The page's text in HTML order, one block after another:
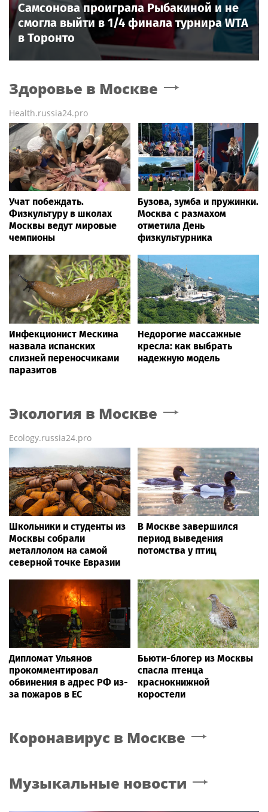
Самсонова проиграла Рыбакиной и не
смогла выйти в 1/4 финала турнира WTA
в Торонто
Здоровье в Москве
Health.russia24.pro
Учат побеждать.
Физкультуру в школах
Москвы ведут мировые
чемпионы
Бузова, зумба и пружинки.
Москва с размахом
отметила День
физкультурника
Инфекционист Мескина
назвала испанских
слизней переносчиками
паразитов
Недорогие массажные
кресла: как выбрать
надежную модель
Экология в Москве
Ecology.russia24.pro
Школьники и студенты из
Москвы собрали
металлолом на самой
северной точке Евразии
В Москве завершился
период выведения
потомства у птиц
Дипломат Ульянов
прокомментировал
обвинения в адрес РФ из-
за пожаров в ЕС
Бьюти-блогер из Москвы
спасла птенца
краснокнижной
коростели
Коронавирус в Москве
Музыкальные новости